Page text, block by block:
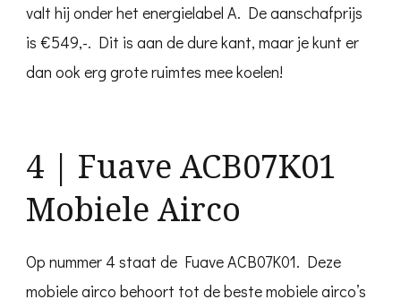
valt hij onder het energielabel A. De aanschafprijs
is €549,-. Dit is aan de dure kant, maar je kunt er
dan ook erg grote ruimtes mee koelen!
4 | Fuave ACB07K01
Mobiele Airco
Op nummer 4 staat de Fuave ACB07K01. Deze
mobiele airco behoort tot de beste mobiele airco’s